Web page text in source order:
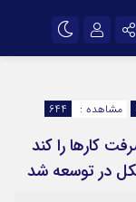
مشاهده : 644
کارها را کند
در توسعه شد